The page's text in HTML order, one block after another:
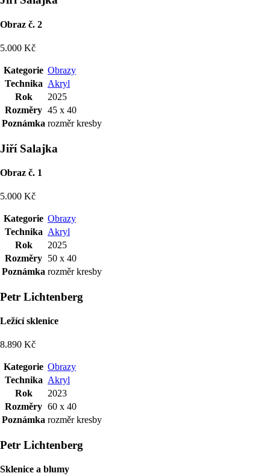
Obraz č. 2
5.000 Kč
Kategorie Obrazy
Technika Akryl
Rok
2025
Rozměry 45 x 40
Poznámka rozměr kresby
Jiří Salajka
Obraz č. 1
5.000 Kč
Kategorie Obrazy
Technika Akryl
Rok
2025
Rozměry 50 x 40
Poznámka rozměr kresby
Petr Lichtenberg
Ležící sklenice
8.890 Kč
Kategorie Obrazy
Technika Akryl
Rok
2023
Rozměry 60 x 40
Poznámka rozměr kresby
Petr Lichtenberg
Sklenice a blumy